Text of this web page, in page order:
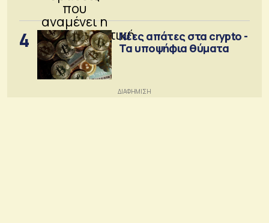
4
Νέες απάτες στα crypto -
Τα υποψήφια θύματα